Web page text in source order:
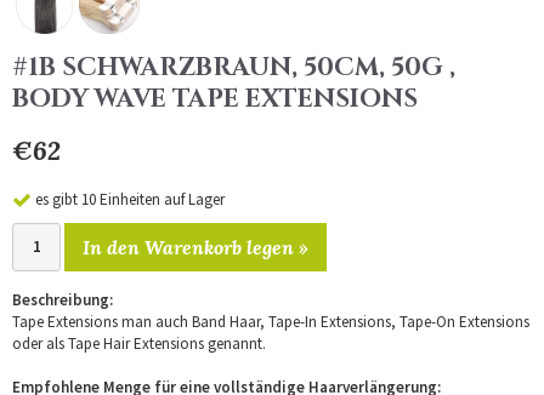
#1B SCHWARZBRAUN, 50CM, 50G ,
BODY WAVE TAPE EXTENSIONS
€62
es gibt 10 Einheiten auf Lager
In den Warenkorb legen »
Beschreibung:
Tape Extensions man auch Band Haar, Tape-In Extensions, Tape-On Extensions
oder als Tape Hair Extensions genannt.
Empfohlene Menge für eine vollständige Haarverlängerung: